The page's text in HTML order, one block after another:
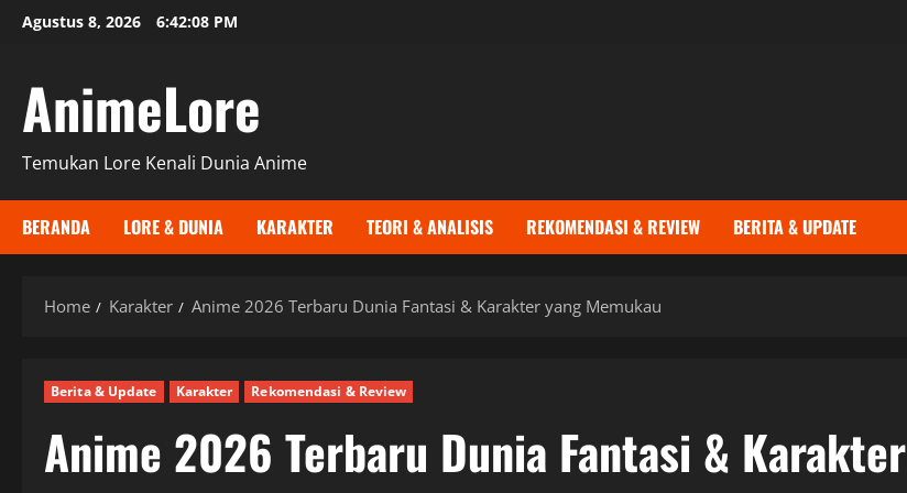
SkipAgustus 8, 2026 6:42:09 PM
AnimeLore
Temukan Lore Kenali Dunia Anime
BERANDA LORE & DUNIA KARAKTER TEORI & ANALISIS REKOMENDASI & REVIEW BERITA & UPDATE
Home Karakter Anime 2026 Terbaru Dunia Fantasi & Karakter yang Memukau
Berita & Update Karakter Rekomendasi & Review
Anime 2026 Terbaru Dunia Fantasi & Karakter